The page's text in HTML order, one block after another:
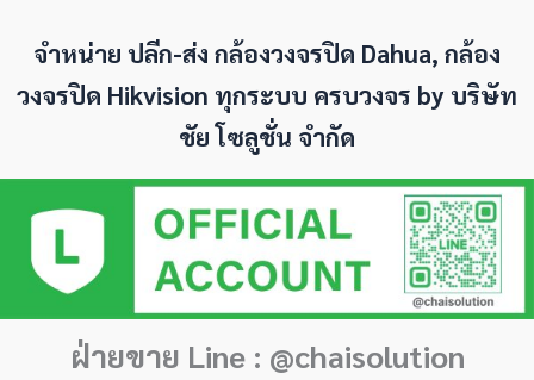
จำหน่าย ปลีก-ส่ง กล้องวงจรปิด Dahua, กล้อง
วงจรปิด Hikvision ทุกระบบ ครบวงจร by บริษัท
ชัย โซลูชั่น จำกัด
ฝ่ายขาย Line : @chaisolution